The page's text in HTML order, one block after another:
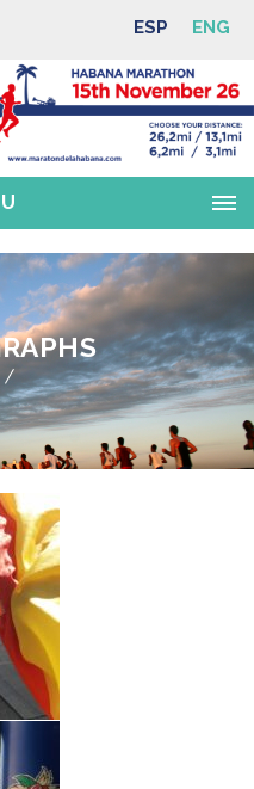
ESP ENG